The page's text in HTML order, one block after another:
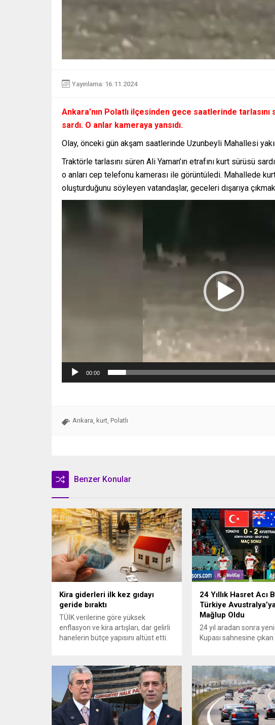
Yayınlama: 16.11.2024
Ankara’nın Polatlı ilçesinden gece saatlerinde
sardı. O anlar kameraya yansıdı.
Olay, önceki gün akşam saatlerinde Uzunbeyli Mahallesi
Traktörle tarlasını süren Ali Yaman’ın etrafını kurt sürüsü
o anları cep telefonu kamerası ile görüntüledi. Mahallede
oluşturduğunu söyleyen vatandaşlar, geceleri dışarıya
00:00
Ankara, kurt, Polatlı
Benzer Konular
Kira giderleri ilk kez gıdayı
geride bıraktı
TÜİK verilerine göre yüksek
enflasyon ve kira artışları, dar gelirli
hanelerin bütçe yapısını altüst etti.
itibarıyla %39’a ulaşarak gıda
harcamalarını geride bıraktı ve son
23 yılın zirvesine çıktı. Türkiye’de
yaşanan yüksek enflasyon ve hız
kazanan kira artışları, düşük...
24 Yıllık Hasret Acı
Türkiye
Mağlup Oldu
24 yıl aradan sonra
Kupası sahnesine
yapamadı. Ay-yıldızlı
mücadelesinin açılış
karşılaşmasında
mağlup olarak Dünya
serüvenine puansız
Karşılaşmanın ilk